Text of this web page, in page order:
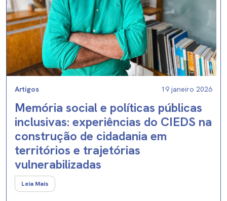
Artigos 19 janeiro 2026
Memória social e políticas públicas
inclusivas: experiências do CIEDS na
construção de cidadania em
territórios e trajetórias
vulnerabilizadas
Leia Mais